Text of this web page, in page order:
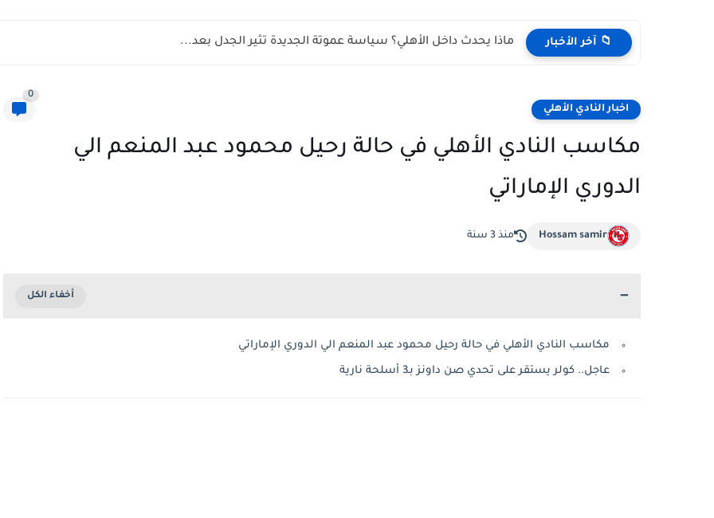
📁 آخر الأخبار ماذا يحدث داخل الأهلي؟ سياسة عموتة الجديدة تثير الجدل بعد...
اخبار النادي الأهلي
0
مكاسب النادي الأهلي في حالة رحيل محمود عبد المنعم الي
الدوري الإماراتي
Hossam samir منذ 3 سنة
مكاسب النادي الأهلي في حالة رحيل محمود عبد المنعم الي الدوري الإماراتي
عاجل.. كولر يستقر على تحدي صن داونز بـ3 أسلحة نارية